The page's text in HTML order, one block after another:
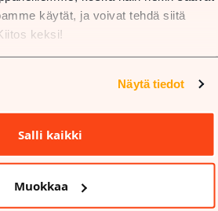
käytät, ja voivat tehdä siitä
keksi!
Näytä tiedot
Salli kaikki
Muokkaa